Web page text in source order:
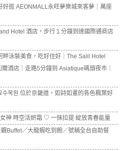
逛 AEONMALL永旺夢樂城來客夢｜萬座
Hotel 酒店，步行１分鐘到達國際通商店
畔泳裝美食，吃好住好｜The Salil Hotel
酒店｜走路5分鐘到 Asiatique碼頭夜市｜
수목원 位於京畿道，如詩如畫的各色楓葉好
神 時空活妍霜 ♡ 一抹拉提 綻放青春能量
Buffet／大龍蝦吃到飽／號稱全台自助餐